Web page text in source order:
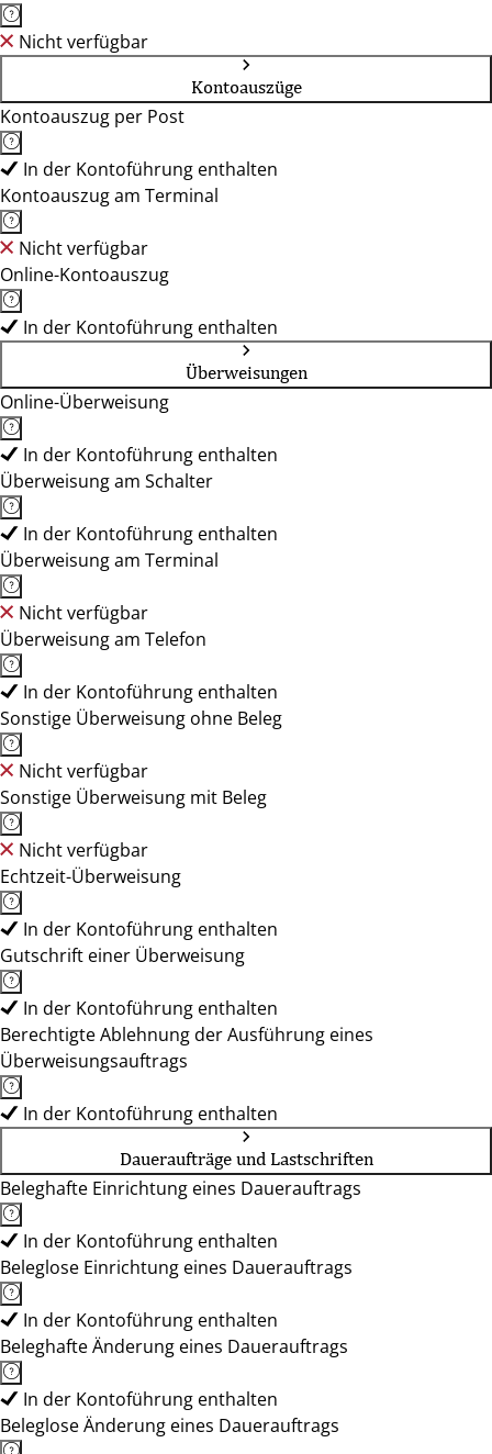
Nicht verfügbar
Kontoauszüge
Kontoauszug per Post
In der Kontoführung enthalten
Kontoauszug am Terminal
Nicht verfügbar
Online-Kontoauszug
In der Kontoführung enthalten
Überweisungen
Online-Überweisung
In der Kontoführung enthalten
Überweisung am Schalter
In der Kontoführung enthalten
Überweisung am Terminal
Nicht verfügbar
Überweisung am Telefon
In der Kontoführung enthalten
Sonstige Überweisung ohne Beleg
Nicht verfügbar
Sonstige Überweisung mit Beleg
Nicht verfügbar
Echtzeit-Überweisung
In der Kontoführung enthalten
Gutschrift einer Überweisung
In der Kontoführung enthalten
Berechtigte Ablehnung der Ausführung eines
Überweisungsauftrags
In der Kontoführung enthalten
Daueraufträge und Lastschriften
Beleghafte Einrichtung eines Dauerauftrags
In der Kontoführung enthalten
Beleglose Einrichtung eines Dauerauftrags
In der Kontoführung enthalten
Beleghafte Änderung eines Dauerauftrags
In der Kontoführung enthalten
Beleglose Änderung eines Dauerauftrags